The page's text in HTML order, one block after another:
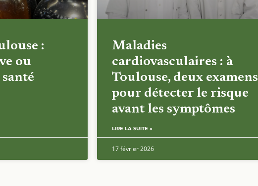
:
ou
Maladies
cardiovasculaires : à
Toulouse, deux examens
pour détecter le risque
avant les symptômes
LIRE LA SUITE »
17 février 2026